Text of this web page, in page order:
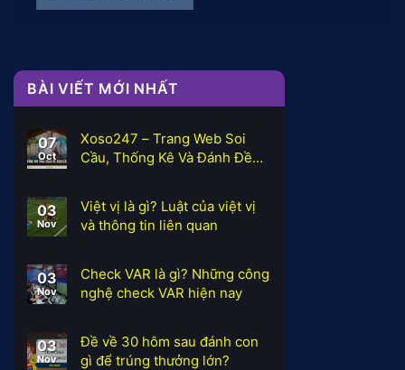
BÀI VIẾT MỚI NHẤT
07
Oct
Xoso247 – Trang Web Soi
Cầu, Thống Kê Và Đánh Đề
03
Nov
Việt vị là gì? Luật của việt vị
và thông tin liên quan
03
Nov
Check VAR là gì? Những công
nghệ check VAR hiện nay
03
Nov
Đề về 30 hôm sau đánh con
gì để trúng thưởng lớn?